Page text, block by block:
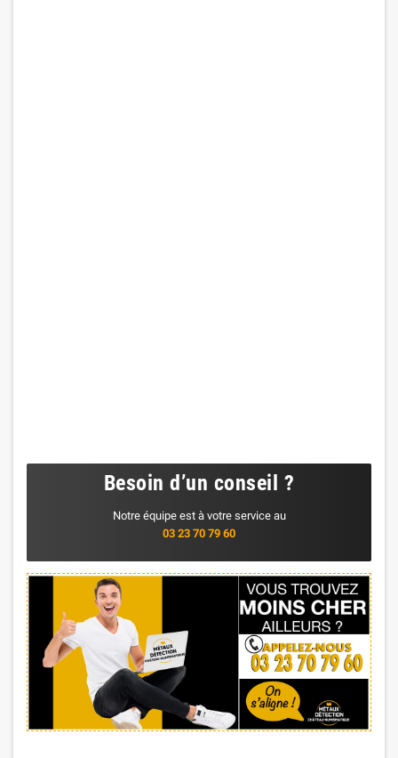
Besoin d’un conseil ?
Notre équipe est à votre service au
03 23 70 79 60